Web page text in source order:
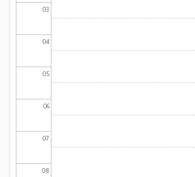
03
04
05
06
07
08